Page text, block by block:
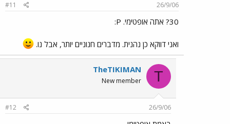
26/9/06
#11
30? אתה אופטימי. P:
ואני דווקא כן נהנית. מדברים חנוניים יותר, אבל נו.
T
TheTIKIMAN
New member
26/9/06
#12